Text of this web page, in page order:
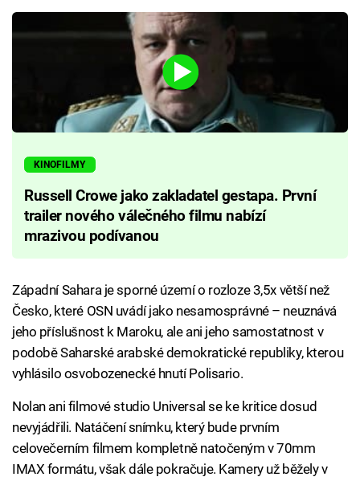
KINOFILMY
Russell Crowe jako zakladatel gestapa. První
trailer nového válečného filmu nabízí
mrazivou podívanou
Západní Sahara je sporné území o rozloze 3,5x větší než
Česko, které OSN uvádí jako nesamosprávné – neuznává
jeho příslušnost k Maroku, ale ani jeho samostatnost v
podobě Saharské arabské demokratické republiky, kterou
vyhlásilo osvobozenecké hnutí Polisario.
Nolan ani filmové studio Universal se ke kritice dosud
nevyjádřili. Natáčení snímku, který bude prvním
celovečerním filmem kompletně natočeným v 70mm
IMAX formátu, však dále pokračuje. Kamery už běžely v